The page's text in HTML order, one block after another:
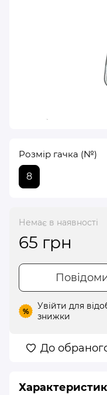
Розмір гачка (№)
8
Немає в наявності
65 грн
% Увійти для
знижки
До